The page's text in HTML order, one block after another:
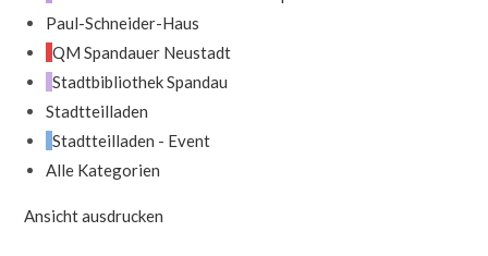
Paul-Schneider-Haus
QM Spandauer Neustadt
Stadtbibliothek Spandau
Stadtteilladen
Stadtteilladen - Event
Alle Kategorien
Ansichtausdrucken